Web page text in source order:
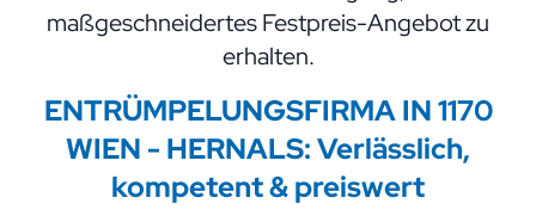
maßgeschneidertes Festpreis-Angebot zu
erhalten.
ENTRÜMPELUNGSFIRMAIN 1170
WIEN - HERNALS: Verlässlich,
kompetent & preiswert